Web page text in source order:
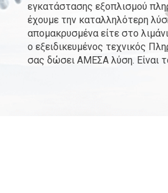
εγκατάστασης εξοπλισμού
έχουμε την καταλληλότερη
απομακρυσμένα είτε στο
ο εξειδικευμένος τεχνικός
σας δώσει ΑΜΕΣΑ λύση. Είναι